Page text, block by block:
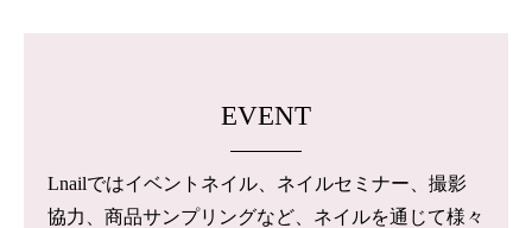
EVENT
Lnailではイベントネイル、ネイルセミナー、撮影
協力、商品サンプリングなど、ネイルを通じて様々